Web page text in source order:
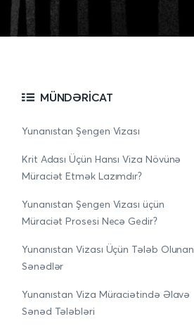
MÜNDƏRICAT
Yunanıstan Şengen Vizası
Krit Adası Üçün Hansı Viza Növünə
Müraciət Etmək Lazımdır?
Yunanıstan Şengen Vizası üçün
Müraciət Prosesi Necə Gedir?
Yunanıstan Vizası Üçün Tələb Olunan
Sənədlər
Yunanıstan Viza Müraciətində Əlavə
Sənəd Tələbləri